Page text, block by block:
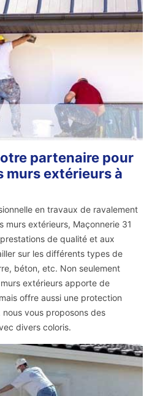
partenaire pour
murs extérieurs à
en travaux de ravalement
extérieurs, Maçonnerie 31
de qualité et aux
sur les différents types de
béton, etc. Non seulement
extérieurs apporte de
offre aussi une protection
vous proposons des
divers coloris.